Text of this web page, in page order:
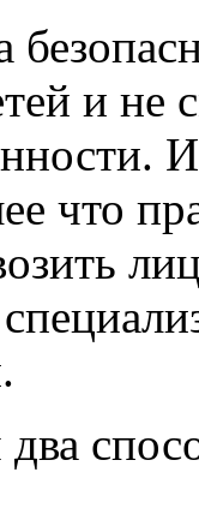
и
что